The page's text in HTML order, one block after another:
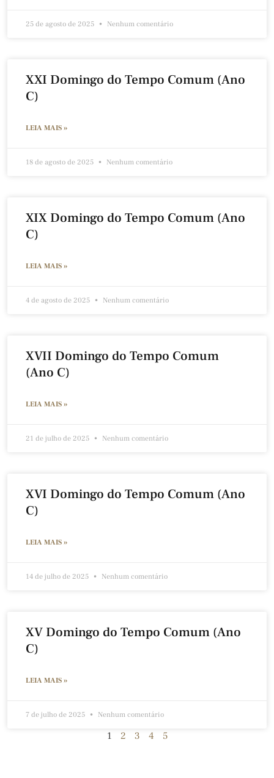
25 de agosto de 2025 Nenhum comentário
XXI Domingo do Tempo Comum (Ano
C)
LEIA MAIS »
18 de agosto de 2025 Nenhum comentário
XIX Domingo do Tempo Comum (Ano
C)
LEIA MAIS »
4 de agosto de 2025 Nenhum comentário
XVII Domingo do Tempo Comum
(Ano C)
LEIA MAIS »
21 de julho de 2025 Nenhum comentário
XVI Domingo do Tempo Comum (Ano
C)
LEIA MAIS »
14 de julho de 2025 Nenhum comentário
XV Domingo do Tempo Comum (Ano
C)
LEIA MAIS »
7 de julho de 2025 Nenhum comentário
1 2 3 4 5